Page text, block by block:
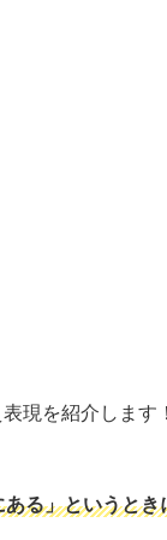
現を紹介します！
る」というとき